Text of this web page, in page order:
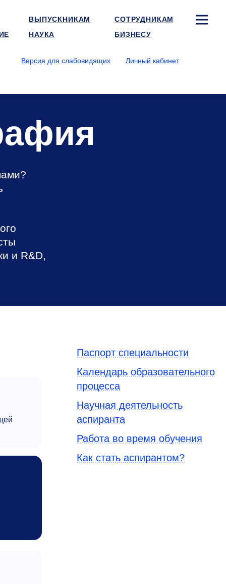
ВЫПУСКНИКАМ
СОТРУДНИКАМ
НАУКА БИЗНЕСУ
Версия для слабовидящих Личный кабинет
и R&D,
Паспорт специальности
Календарь образовательного
процесса
Научная деятельность
аспиранта
Работа во время обучения
Как стать аспирантом?